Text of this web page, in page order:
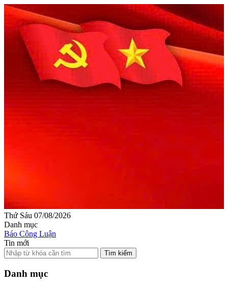
Thứ Sáu 07/08/2026
Danh mục
Báo Công Luận
Tin mới
Tìm kiếm
Danh mục